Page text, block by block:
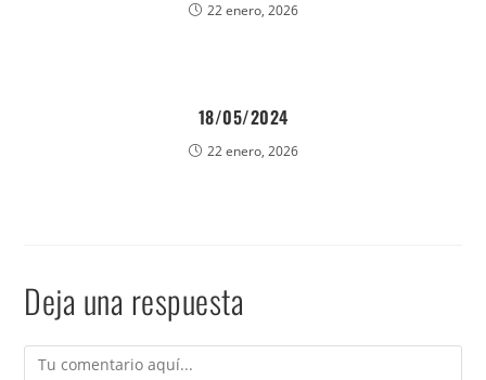
22 enero, 2026
18/05/2024
22 enero, 2026
Deja una respuesta